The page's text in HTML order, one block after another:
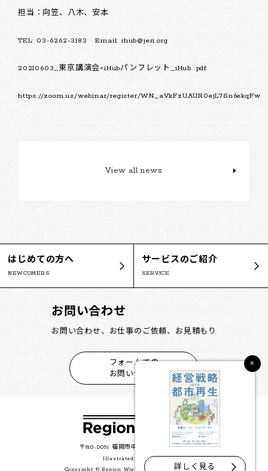
担当：向笠、八木、安本
TEL: 03-6262-3183 Email: ihub@jeri.org
20210603_東京講演会×iHubパンフレット_iHub .pdf
https://zoom.us/webinar/register/WN_aVkFzUAUR0ejL7Sn6ekqFw
View all news
×
詳しく見る
はじめての方へ
NEWCOMERS
サービスのご紹介
SERVICE
お問い合わせ
お問い合わせ、お仕事のご依頼、お見積もり
フォームでの
お問い合わせ
〒810-0051 福岡市中央区大濠公園2-35
Illustrated by 本村 誠